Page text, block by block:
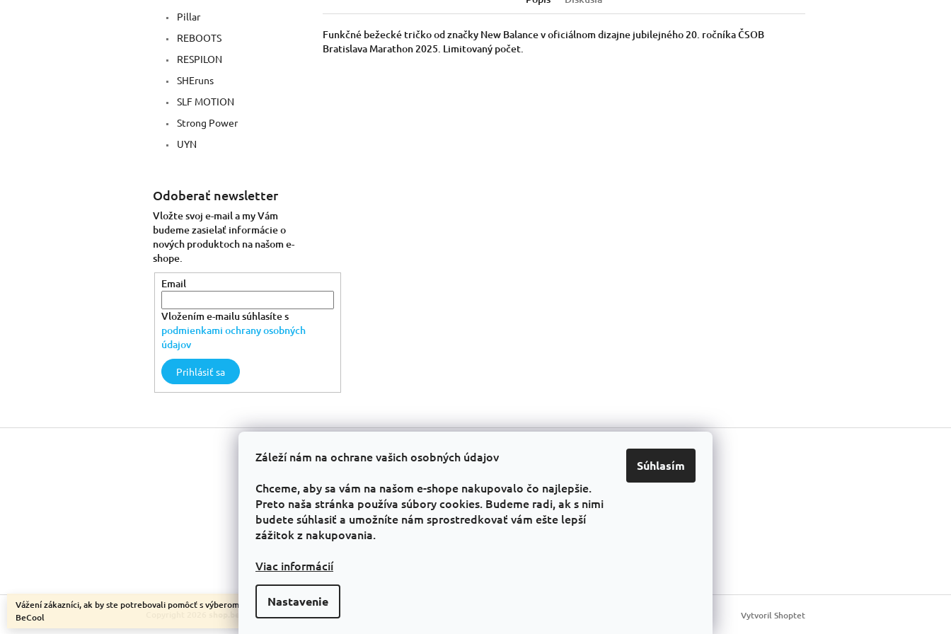
Záleží nám na ochrane vašich osobných údajov
Chceme, aby sa vám na našom e-shope nakupovalo čo najlepšie.
Preto naša stránka používa súbory cookies. Budeme radi, ak s nimi
budete súhlasiť a umožníte nám sprostredkovať vám ešte lepší
zážitok z nakupovania.
Viac informácií
Nastavenie
Súhlasím
Vážení zákazníci, ak by ste potrebovali pomôcť s výberom, sme tu pre vás.
BeCool
Pillar
REBOOTS
RESPILON
SHEruns
SLF MOTION
Strong Power
UYN
Odoberať newsletter
Vložte svoj e-mail a my Vám
budeme zasielať informácie o
nových produktoch na našom e-
shope.
Email
Vložením e-mailu súhlasíte s
podmienkami ochrany osobných
údajov
Prihlásiť sa
Funkčné bežecké tričko od značky New Balance v oficiálnom dizajne jubilejného 20. ročníka ČSOB
Bratislava Marathon 2025. Limitovaný počet.
Informácie pre vás
Všeobecné obchodné podmienky
GDPR
Kontakty
PRAVIDLÁ PREDAJA „1 + 1 zadarmo“
Facebook
Vytvoril Shoptet
shop.becool. Všetky práva vyhradené.